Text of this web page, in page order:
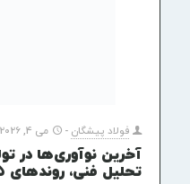
فولاد پیشگان - می 4, 2026
آخرین نوآوری‌ها در
تحلیل فنی، روندهای ۲۰۲۵ و فناوری‌ها